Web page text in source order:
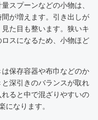
スプーンなどの小物は、
が増えます。引き出しが
た目も整います。狭いキ
スになるため、小物ほど
保存容器や布巾などのか
深引きのバランスが取れ
ると中で混ざりやすいの
になります。